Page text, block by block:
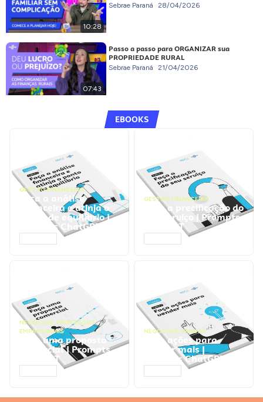
10:28
Sebrae Paraná 28/04/2026
07:43
Passo a passo para ORGANIZAR sua
PROPRIEDADE RURAL
Sebrae Paraná 21/04/2026
EBOOKS
GESTÃO FINANCEIRA
Faça a análise
financeira e atinja o
ponto de equilíbrio |
Prompts ChatGPT
GESTÃO FINANCEIRA
Faça a precificação do
seu serviço | Prompts
ChatGPT
NEGÓCIOS, PROCESSOS
EMPRESARIAIS
Faça uma proposta
comercial | Prompts
ChatGPT
NEGÓCIOS, VENDAS
Faça ações para
vender mais |
Prompts ChatGPT